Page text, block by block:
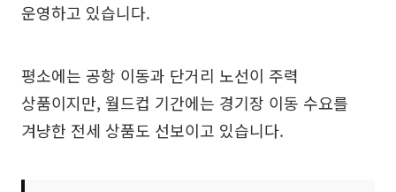
운영하고 있습니다.
평소에는 공항 이동과 단거리 노선이 주력
상품이지만, 월드컵 기간에는 경기장 이동 수요를
겨냥한 전세 상품도 선보이고 있습니다.